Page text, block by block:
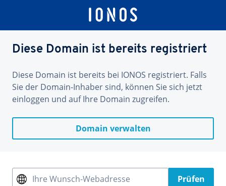
Diese Domain ist bereits registriert
Diese Domain ist bereits bei IONOS registriert. Falls
Sie der Domain-Inhaber sind, können Sie sich jetzt
einloggen und auf Ihre Domain zugreifen.
Domain verwalten
Ihre Wunsch-Webadresse Prüfen